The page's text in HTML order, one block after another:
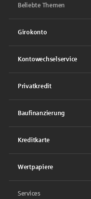
Beliebte Themen
Girokonto
Kontowechselservice
Privatkredit
Baufinanzierung
Kreditkarte
Wertpapiere
Services